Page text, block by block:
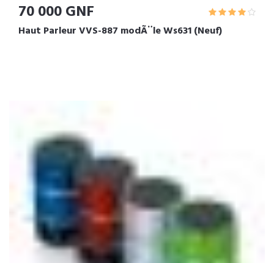
70 000 GNF
Haut Parleur VVS-887 modÃ¨le Ws631 (Neuf)